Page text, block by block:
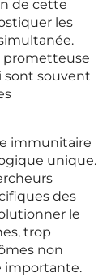
de cette
les
prometteuse
sont souvent
immunitaire
unique.
des
le
trop
non
importante.